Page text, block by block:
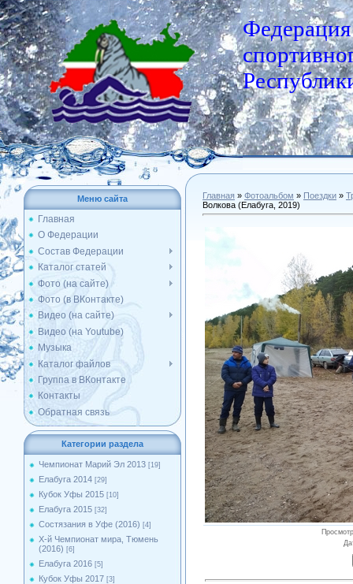
Федерация
Меню сайта
Главная
О Федерации
Состав Федерации
Каталог статей
Фото (на сайте)
Фото (в ВКонтакте)
Видео (на сайте)
Видео (на Youtube)
Музыка
Каталог файлов
Группа в ВКонтакте
Контакты
Обратная связь
Категории раздела
Чемпионат Марий Эл 2013 [19]
Елабуга 2014 [29]
Кубок Уфы 2015 [10]
Елабуга 2015 [32]
Состязания в Уфе (2016) [4]
X-й Чемпионат мира, Тюмень
(2016) [6]
Елабуга 2016 [5]
Кубок Уфы 2017 [3]
Главная » Фотоальбом » Поездки »
Волкова (Елабуга, 2019)